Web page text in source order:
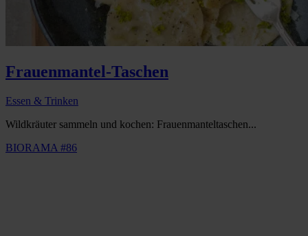
Frauenmantel-Taschen
Essen & Trinken
Wildkräuter sammeln und kochen: Frauenmanteltaschen...
BIORAMA #86